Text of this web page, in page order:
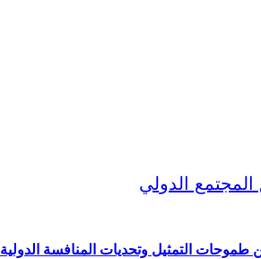
طموحات التمثيل وتحديات المنافسة الدولية